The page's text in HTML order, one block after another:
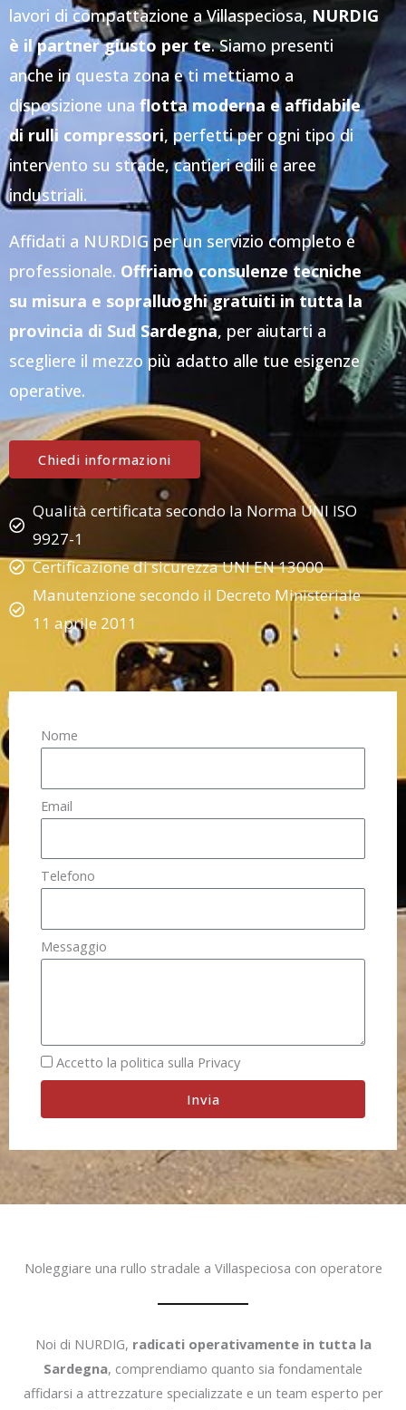
lavori di compattazione a Villaspeciosa, NURDIG
è il partner giusto per te. Siamo presenti
anche in questa zona e ti mettiamo a
disposizione una flotta moderna e affidabile
di rulli compressori, perfetti per ogni tipo di
intervento su strade, cantieri edili e aree
industriali.
Affidati a NURDIG per un servizio completo e
professionale. Offriamo consulenze tecniche
su misura e sopralluoghi gratuiti in tutta la
provincia di Sud Sardegna, per aiutarti a
scegliere il mezzo più adatto alle tue esigenze
operative.
Chiedi informazioni
Qualità certificata secondo la Norma UNI ISO
9927-1
Certificazione di sicurezza UNI EN 13000
Manutenzione secondo il Decreto Ministeriale
11 aprile 2011
Nome
Email
Telefono
Messaggio
Accetto la politica sulla Privacy
Invia
Noleggiare una rullo stradale a Villaspeciosa con operatore
Noi di NURDIG, radicati operativamente in tutta la
Sardegna, comprendiamo quanto sia fondamentale
affidarsi a attrezzature specializzate e un team esperto per